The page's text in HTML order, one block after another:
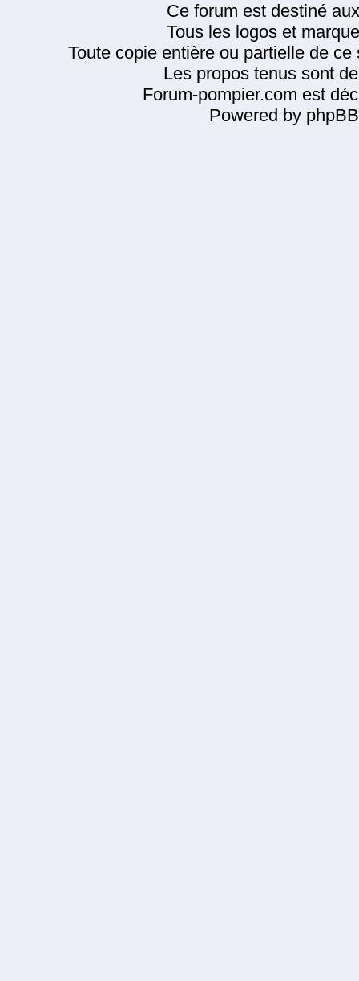
Ce forum est destiné
Tous les logos et
Toute copie entière ou partielle de
Les propos tenus sont
Forum-pompier.com est
Powered by